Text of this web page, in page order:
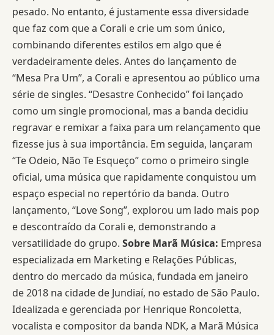
pesado. No entanto, é justamente essa diversidade
que faz com que a Corali e crie um som único,
combinando diferentes estilos em algo que é
verdadeiramente deles. Antes do lançamento de
“Mesa Pra Um”, a Corali e apresentou ao público uma
série de singles. “Desastre Conhecido” foi lançado
como um single promocional, mas a banda decidiu
regravar e remixar a faixa para um relançamento que
fizesse jus à sua importância. Em seguida, lançaram
“Te Odeio, Não Te Esqueço” como o primeiro single
oficial, uma música que rapidamente conquistou um
espaço especial no repertório da banda. Outro
lançamento, “Love Song”, explorou um lado mais pop
e descontraído da Corali e, demonstrando a
versatilidade do grupo. Sobre Marã Música: Empresa
especializada em Marketing e Relações Públicas,
dentro do mercado da música, fundada em janeiro
de 2018 na cidade de Jundiaí, no estado de São Paulo.
Idealizada e gerenciada por Henrique Roncoletta,
vocalista e compositor da banda NDK, a Marã Música